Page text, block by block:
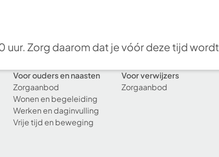
uur. Zorg daarom dat je vóór deze tijd wordt
Voor ouders en naasten
Zorgaanbod
Wonen en begeleiding
Werken en daginvulling
Vrije tijd en beweging
Voor verwijzers
Zorgaanbod